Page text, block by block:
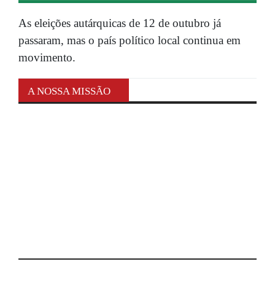
As eleições autárquicas de 12 de outubro já
passaram, mas o país político local continua em
movimento.
A NOSSA MISSÃO